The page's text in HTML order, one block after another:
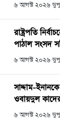
৬ আগস্ট ২০২৬
রাষ্ট্রপতি
পাঠাল সংসদ
৬ আগস্ট ২০২৬
সাদ্দাম-
ওবায়দুল
৬ আগস্ট ২০২৬